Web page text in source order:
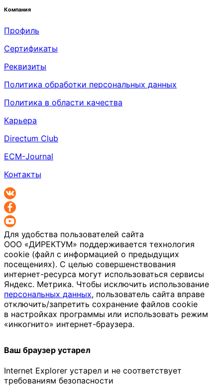
Компания
Профиль
Сертификаты
Реквизиты
Политика обработки персональных данных
Политика в области качества
Карьера
Directum Club
ECM-Journal
Контакты
Для удобства пользователей сайта
ООО «ДИРЕКТУМ» поддерживается технология
cookie (файл с информацией о предыдущих
посещениях). С целью совершенствования
интернет-ресурса могут использоваться сервисы
Яндекс. Метрика. Чтобы исключить использование
персональных данных, пользователь сайта вправе
отключить/запретить сохранение файлов cookie
в настройках программы или использовать режим
«инкогнито» интернет-браузера.
Ваш браузер устарел
Internet Explorer устарел и не соответствует
требованиям безопасности